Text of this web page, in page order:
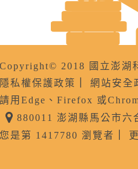
Copyright© 2018 國立澎湖
隱私權保護政策
網站安全
請用Edge、Firefox 或
880011 澎湖縣馬公市六
您是第 1417780 瀏覽者